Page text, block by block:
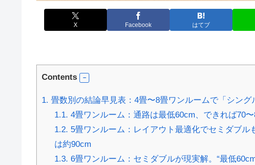
X Facebook はてブ
Contents
1. 畳数別の結論早見表：4畳〜8畳ワンルームで「シング
1.1. 4畳ワンルーム：通路は最低60cm、できれば70
1.2. 5畳ワンルーム：レイアウト最適化でセミダブル
は約90cm
1.3. 6畳ワンルーム：セミダブルが現実解。“最低